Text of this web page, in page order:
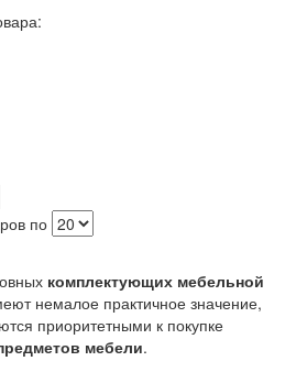
по
комплектующих мебельной
немалое практичное значение,
приоритетными к покупке
мебели.